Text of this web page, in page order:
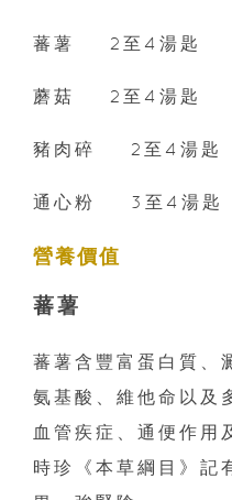
蕃薯 2至4湯匙
蘑菇 2至4湯匙
豬肉碎 2至4湯匙
通心粉 3至4湯匙
營養價值
蕃薯
蕃薯含豐富蛋白質、
氨基酸、維他命以及
血管疾症、通便作用
時珍《本草綱目》記